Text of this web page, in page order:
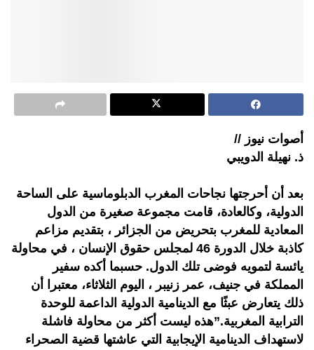
أصوات نيوز //
ذ. نهيلة الدويبي
بعد أن أحرجتها نجاحات المغرب الدبلوماسية على الساحة
الدولية، وكالعادة، قامت مجموعة صغيرة من الدول
المعادية للمغرب بتحريض من الجزائر ، بتقديم مزاعم
كاذبة خلال الدورة 46 لمجلس حقوق الإنسان ، في محاولة
يائسة لتمويه فوضى تلك الدول. حسبما أكده سفير
المملكة في جنيف، عمر زنيبر ، اليوم الثلاثاء، معتبرا أن
ذلك يتعارض عبثًا مع الدينامية الدولية الداعمة للوحدة
الترابية المغربية.”هذه ليست أكثر من محاولة فاشلة
لاستهداف الدينامية الإيجابية التي عاشتها قضية الصحراء